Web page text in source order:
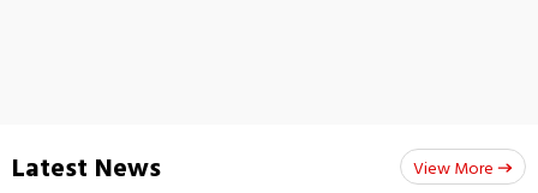
Latest News View More